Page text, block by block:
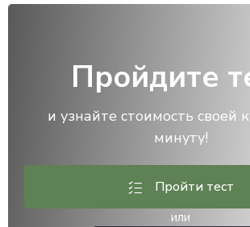
Пройдите
и узнайте стоимость своей
минуту!
Пройти тест
или